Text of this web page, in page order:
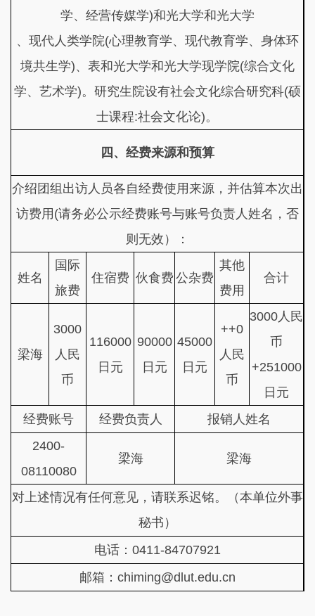
学、经营传媒学)和光大学和光大学
、现代人类学院(心理教育学、现代教育学、身体环
境共生学)、表和光大学和光大学现学院(综合文化
学、艺术学)。研究生院设有社会文化综合研究科(硕
士课程:社会文化论)。
四、经费来源和预算
介绍团组出访人员各自经费使用来源，并估算本次出
访费用(请务必公示经费账号与账号负责人姓名，否
则无效）：
姓名
国际
旅费
住宿费 伙食费 公杂费
其他
费用
合计
梁海
3000
人民
币
116000
日元
90000
日元
45000
日元
++0
人民
币
3000人民
币
+251000
日元
经费账号
经费负责人
报销人姓名
2400-
08110080
梁海 梁海
对上述情况有任何意见，请联系迟铭。（本单位外事
秘书）
电话：0411-84707921
邮箱：chiming@dlut.edu.cn